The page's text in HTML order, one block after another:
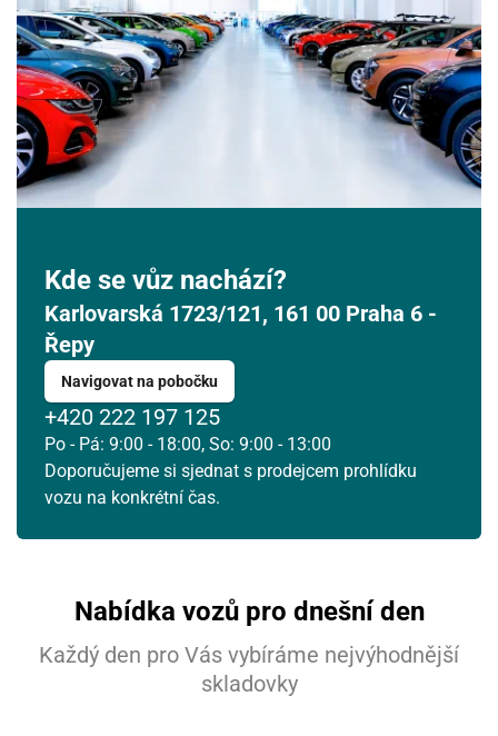
Kde se vůz nachází?
Karlovarská 1723/121, 161 00 Praha 6 -
Řepy
Navigovat na pobočku
+420 222 197 125
Po - Pá: 9:00 - 18:00, So: 9:00 - 13:00
Doporučujeme si sjednat s prodejcem prohlídku
vozu na konkrétní čas.
Nabídka vozů pro dnešní den
Každý den pro Vás vybíráme nejvýhodnější
skladovky
17 18 19 20 21 22 23
24 25 26 29 30
31 1 6